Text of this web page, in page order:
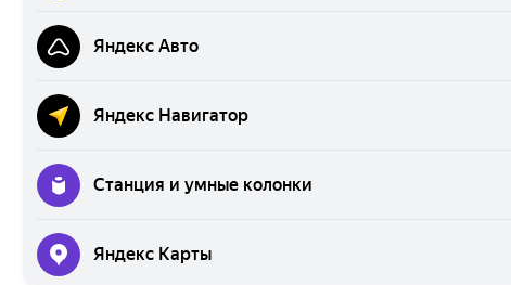
Яндекс Авто
Яндекс Навигатор
Станция и умные колонки
Яндекс Карты